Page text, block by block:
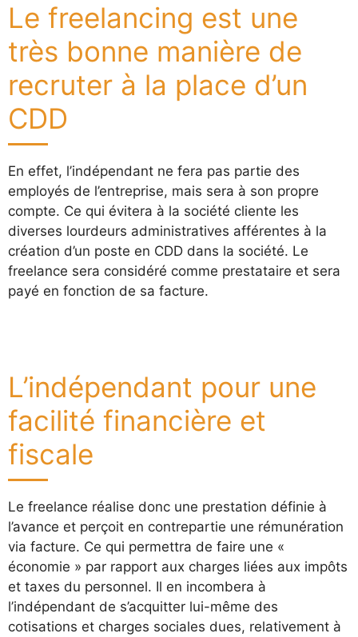
Le freelancing est une
très bonne manière de
recruter à la place d’un
CDD
En effet, l’indépendant ne fera pas partie des
employés de l’entreprise, mais sera à son propre
compte. Ce qui évitera à la société cliente les
diverses lourdeurs administratives afférentes à la
création d’un poste en CDD dans la société. Le
freelance sera considéré comme prestataire et sera
payé en fonction de sa facture.
L’indépendant pour une
facilité financière et
fiscale
Le freelance réalise donc une prestation définie à
l’avance et perçoit en contrepartie une rémunération
via facture. Ce qui permettra de faire une «
économie » par rapport aux charges liées aux impôts
et taxes du personnel. Il en incombera à
l’indépendant de s’acquitter lui-même des
cotisations et charges sociales dues, relativement à